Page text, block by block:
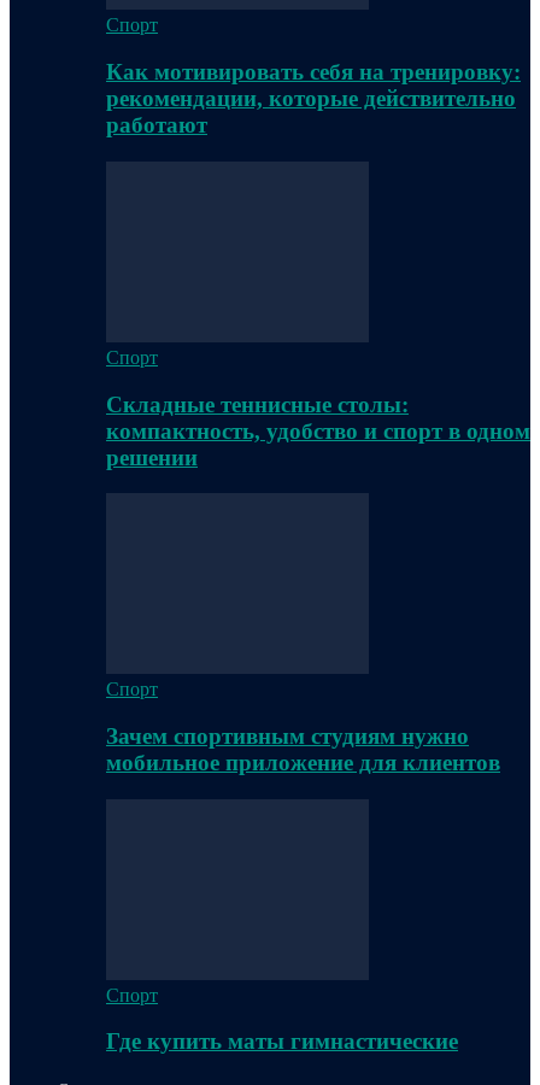
Спорт
Как мотивировать себя на тренировку:
рекомендации, которые действительно
работают
Спорт
Складные теннисные столы:
компактность, удобство и спорт в одном
решении
Спорт
Зачем спортивным студиям нужно
мобильное приложение для клиентов
Спорт
Где купить маты гимнастические